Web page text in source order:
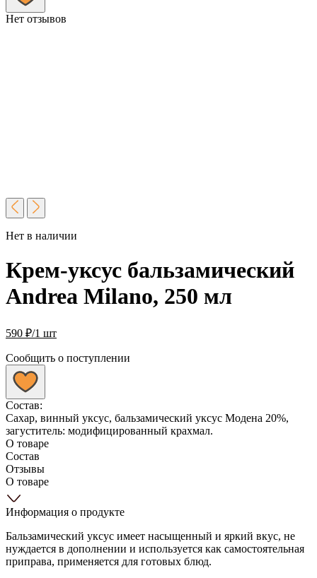
Нет отзывов
Нет в наличии
Крем-уксус бальзамический
Andrea Milano, 250 мл
590 ₽/1 шт
Сообщить о поступлении
Состав:
Сахар, винный уксус, бальзамический уксус Модена 20%,
загуститель: модифицированный крахмал.
О товаре
Состав
Отзывы
О товаре
Информация о продукте
Бальзамический уксус имеет насыщенный и яркий вкус, не
нуждается в дополнении и используется как самостоятельная
приправа, применяется для готовых блюд.